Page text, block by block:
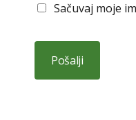
Sačuvaj moje